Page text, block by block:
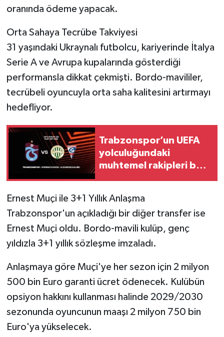
oranında ödeme yapacak.
Orta Sahaya Tecrübe Takviyesi
31 yaşındaki Ukraynalı futbolcu, kariyerinde İtalya
Serie A ve Avrupa kupalarında gösterdiği
performansla dikkat çekmişti. Bordo-mavililer,
tecrübeli oyuncuyla orta saha kalitesini artırmayı
hedefliyor.
Trabzonspor’un UEFA
yolculuğundaki
muhtemel rakipleri belli
Ernest Muçi ile 3+1 Yıllık Anlaşma
Trabzonspor'un açıkladığı bir diğer transfer ise
Ernest Muçi oldu. Bordo-mavili kulüp, genç
yıldızla 3+1 yıllık sözleşme imzaladı.
Anlaşmaya göre Muçi'ye her sezon için 2 milyon
500 bin Euro garanti ücret ödenecek. Kulübün
opsiyon hakkını kullanması halinde 2029/2030
sezonunda oyuncunun maaşı 2 milyon 750 bin
Euro'ya yükselecek.